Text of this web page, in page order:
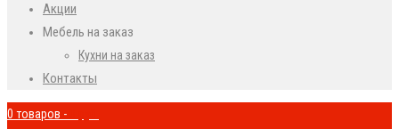
Акции
Мебель на заказ
Кухни на заказ
Контакты
0 товаров -